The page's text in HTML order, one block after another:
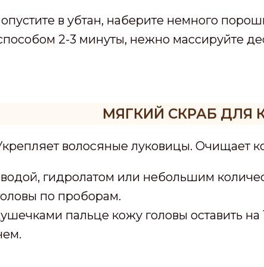
в убтан, наберите немного
2-3 минуты, нежно массируйте
МЯГКИЙ СКРАБ ДЛЯ
волосяные луковицы. Очищает
гидролатом или небольшим
по проборам.
пальце кожу головы оставить на